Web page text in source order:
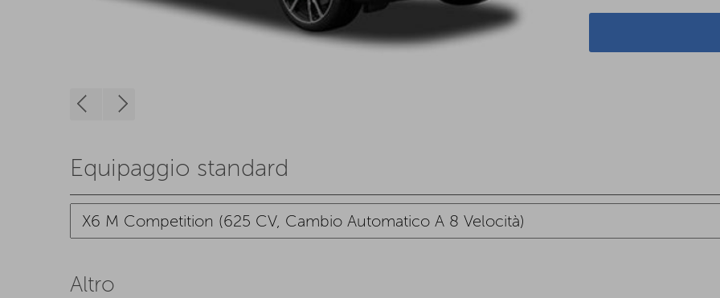
Equipaggio standard
Altro